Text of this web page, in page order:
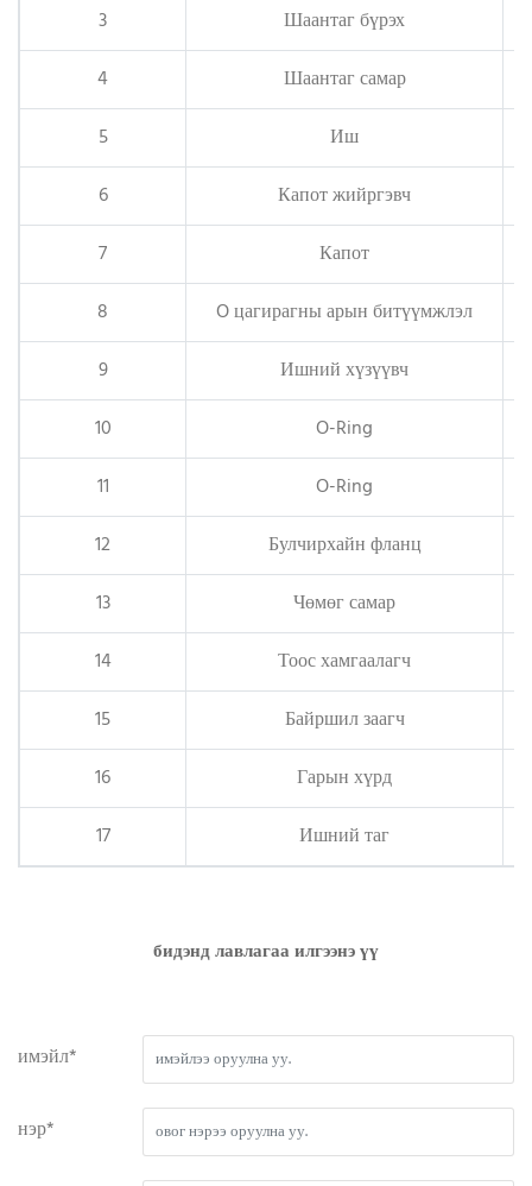
3
Шаантаг бүрэх
4
Шаантаг самар
5
Иш
6
Капот жийргэвч
7
Капот
8
O цагирагны арын битүүмжлэл
9
Ишний хүзүүвч
10
O-Ring
11
O-Ring
12
Булчирхайн фланц
13
Чөмөг самар
14
Тоос хамгаалагч
15
Байршил заагч
16
Гарын хүрд
17
Ишний таг
бидэнд лавлагаа илгээнэ үү
имэйл*
нэр*